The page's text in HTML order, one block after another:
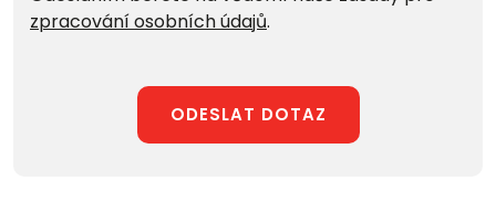
zpracování osobních údajů.
ODESLAT DOTAZ